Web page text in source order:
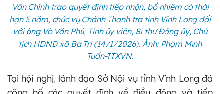
Văn Chính trao quyết định tiếp nhận, bổ nhiệm có thời
hạn 5 năm, chức vụ Chánh Thanh tra tỉnh Vĩnh Long đối
với ông Võ Văn Phú, Tỉnh ủy viên, Bí thư Đảng ủy, Chủ
tịch HĐND xã Ba Tri (14/1/2026). Ảnh: Phạm Minh
Tuấn-TTXVN.
Tại hội nghị, lãnh đạo Sở Nội vụ tỉnh Vĩnh Long đã